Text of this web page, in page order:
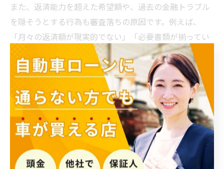
また、返済能力を超えた希望額や、過去の金融トラブル
を隠そうとする行為も審査落ちの原因です。例えば、
「月々の返済額が現実的でない」「必要書類が揃ってい
ない」といった場合、審査は厳しくなります。事前準備
の徹底と正直な申告が、審査通過への近道であるといえ
るでしょう。
返済計画に強みを持たせる条件
確認法